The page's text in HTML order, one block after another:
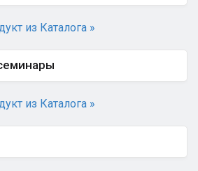
из Каталога »
из Каталога »